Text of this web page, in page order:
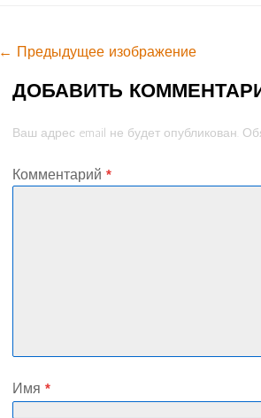
← Предыдущее изображение
ДОБАВИТЬ
Ваш адрес email не будет опубликован.
Комментарий*
Имя*